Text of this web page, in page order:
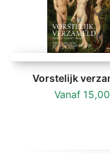
berühmtesten
Kunst.
Vorstelijk
Vanaf 15,00